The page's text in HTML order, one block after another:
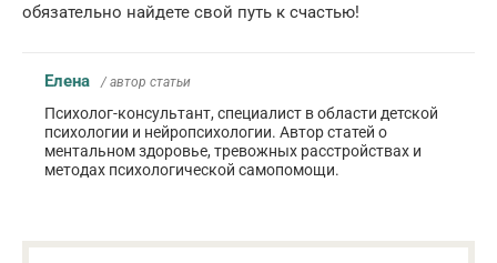
обязательно найдете свой путь к счастью!
Елена / автор статьи
Психолог-консультант, специалист в области детской
психологии и нейропсихологии. Автор статей о
ментальном здоровье, тревожных расстройствах и
методах психологической самопомощи.